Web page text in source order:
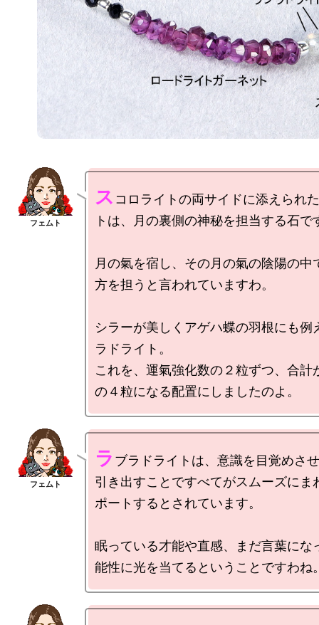
ス コロライトの両サイドに添えられ
トは、月の裏側の神秘を担当する石で
月の氣を宿し、その月の氣の陰陽の中
方を担うと言われていますわ。
シラーが美しくアゲハ蝶の羽根にも例
ラドライト。
これを、運氣強化数の２粒ずつ、合計
ラ ブラドライトは、意識を目覚めさ
引き出すことですべてがスムーズにま
ポートするとされています。
眠っている才能や直感、まだ言葉にな